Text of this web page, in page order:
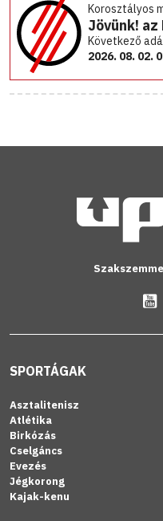
Korosztályos
Jövünk! az
Következő
2026. 08. 02.
SPORTÁGAK
Asztalitenisz
Atlétika
Birkózás
Cselgáncs
Evezés
Jégkorong
Kajak-kenu